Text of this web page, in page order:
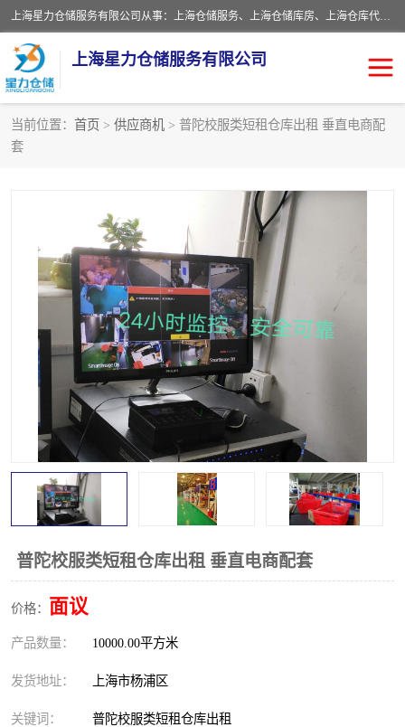
上海星力仓储服务有限公司从事：上海仓储服务、上海仓储库房、上海仓库代运营、上海仓库对外出租、上海仓库外包、上海三方仓储、上海电商仓储代发、上海电商代发货仓库、上海托管仓库、上海仓储配送。上海星力仓储服务有限公司现在拥有100个分仓、10万余平方的标准库房，精炼员工几百名，与几千家客户合作，公司已跻身上海仓储行业前列。欢迎来电咨询！
上海星力仓储服务有限公司
当前位置： 首页 > 供应商机 > 普陀校服类短租仓库出租 垂直电商配
套
普陀校服类短租仓库出租 垂直电商配套
价格： 面议
产品数量： 10000.00平方米
发货地址： 上海市杨浦区
关键词： 普陀校服类短租仓库出租
上海仓库外包
上海仓库代运营 上海托管仓库
上海第三方仓储 上海仓储服务
仓储 上海电商代发货仓库
上海托管仓库